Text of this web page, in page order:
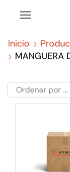
Inicio
MANGUERA